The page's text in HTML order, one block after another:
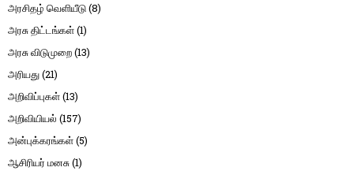
அரசிதழ் வெளியீடு(8)
அரசு திட்டங்கள்(1)
அரசு விடுமுறை(13)
அரியது(21)
அறிவிப்புகள்(13)
அறிவியியல் (157)
அன்புக்கரங்கள்(5)
ஆசிரியர் மனசு(1)